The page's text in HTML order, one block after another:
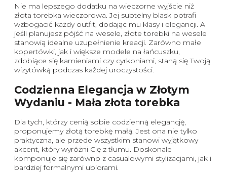
Nie ma lepszego dodatku na wieczorne wyjście niż
złota torebka wieczorowa. Jej subtelny blask potrafi
wzbogacić każdy outfit, dodając mu klasy i elegancji. A
jeśli planujesz pójść na wesele, złote torebki na wesele
stanowią idealne uzupełnienie kreacji. Zarówno małe
kopertówki, jak i większe modele na łańcuszku,
zdobiące się kamieniami czy cyrkoniami, staną się Twoją
wizytówką podczas każdej uroczystości.
Codzienna Elegancja w Złotym
Wydaniu - Mała złota torebka
Dla tych, którzy cenią sobie codzienną elegancję,
proponujemy złotą torebkę małą. Jest ona nie tylko
praktyczna, ale przede wszystkim stanowi wyjątkowy
akcent, który wyróżni Cię z tłumu. Doskonale
komponuje się zarówno z casualowymi stylizacjami, jak i
bardziej formalnymi ubiorami.